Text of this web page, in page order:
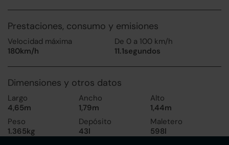
Prestaciones, consumo y emisiones
Velocidad máxima
180km/h
De 0 a 100 km/h
11.1segundos
Dimensiones y otros datos
Largo
4,65m
Ancho
1,79m
Alto
1,44m
Peso
1.365kg
Depósito
43l
Maletero
598l